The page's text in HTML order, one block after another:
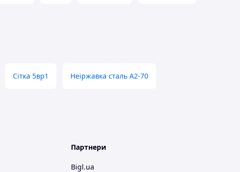
Сітка 5вр1 Неіржавка сталь А2-70
Партнери
Bigl.ua